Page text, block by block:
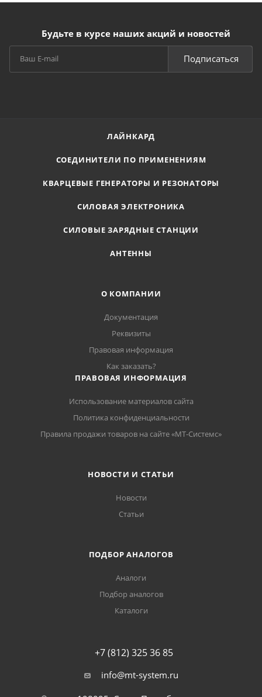
Будьте в курсе наших акций и новостей
Подписаться
ЛАЙНКАРД
СОЕДИНИТЕЛИ ПО ПРИМЕНЕНИЯМ
КВАРЦЕВЫЕ ГЕНЕРАТОРЫ И РЕЗОНАТОРЫ
СИЛОВАЯ ЭЛЕКТРОНИКА
СИЛОВЫЕ ЗАРЯДНЫЕ СТАНЦИИ
АНТЕННЫ
О КОМПАНИИ
Документация
Реквизиты
Правовая информация
Как заказать?
ПРАВОВАЯ ИНФОРМАЦИЯ
Использование материалов сайта
Политика конфиденциальности
Правила продажи товаров на сайте «МТ-Системс»
НОВОСТИ И СТАТЬИ
Новости
Статьи
ПОДБОР АНАЛОГОВ
Аналоги
Подбор аналогов
Каталоги
+7 (812) 325 36 85
info@mt-system.ru